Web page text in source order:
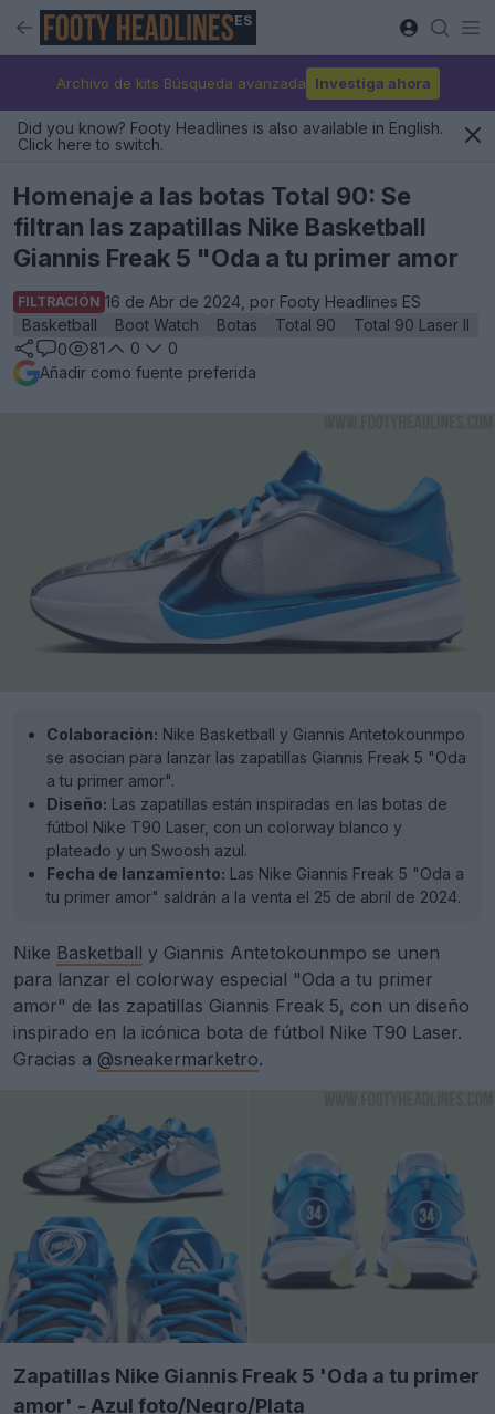
ES
Archivo de kits Búsqueda avanzada Investiga ahora
Did you know? Footy Headlines is also available in English.
Click here to switch.
Homenaje a las botas Total 90: Se
filtran las zapatillas Nike Basketball
Giannis Freak 5 "Oda a tu primer amor
FILTRACIÓN 16 de Abr de 2024, por Footy Headlines ES
Basketball
Boot Watch Botas Total 90
Total 90 Laser II
0
81 0
0
Añadir como fuente preferida
Colaboración: Nike Basketball y Giannis Antetokounmpo
se asocian para lanzar las zapatillas Giannis Freak 5 "Oda
a tu primer amor".
Diseño: Las zapatillas están inspiradas en las botas de
fútbol Nike T90 Laser, con un colorway blanco y
plateado y un Swoosh azul.
Fecha de lanzamiento: Las Nike Giannis Freak 5 "Oda a
tu primer amor" saldrán a la venta el 25 de abril de 2024.
Nike Basketball y Giannis Antetokounmpo se unen
para lanzar el colorway especial "Oda a tu primer
amor" de las zapatillas Giannis Freak 5, con un diseño
inspirado en la icónica bota de fútbol Nike T90 Laser.
Gracias a @sneakermarketro.
Zapatillas Nike Giannis Freak 5 'Oda a tu primer
amor' - Azul foto/Negro/Plata